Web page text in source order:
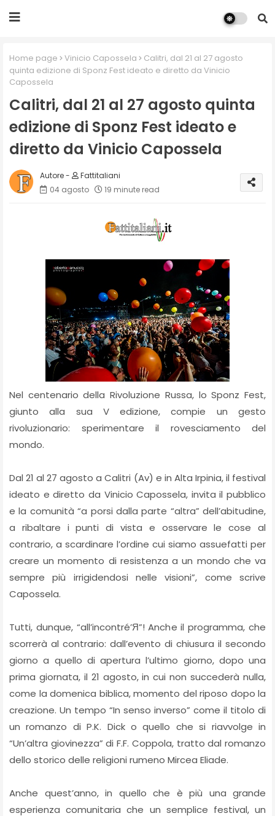
Home page Vinicio Capossela
Calitri, dal 21 al 27 agosto
quinta edizione di Sponz Fest ideato e diretto da Vinicio
Capossela
Calitri, dal 21 al 27 agosto quinta
edizione di Sponz Fest ideato e
diretto da Vinicio Capossela
Fattitaliani
04 agosto
19 minute read
Nel centenario della Rivoluzione Russa, lo Sponz Fest,
giunto alla sua V edizione, compie un gesto
rivoluzionario: sperimentare il rovesciamento del
mondo.
Dal 21 al 27 agosto a Calitri (Av) e in Alta Irpinia, il festival
ideato e diretto da Vinicio Capossela, invita il pubblico
e la comunità “a porsi dalla parte “altra” dell’abitudine,
a ribaltare i punti di vista e osservare le cose al
contrario, a scardinare l’ordine cui siamo assuefatti per
creare un momento di resistenza a un mondo che va
sempre più irrigidendosi nelle visioni”, come scrive
Capossela.
Tutti, dunque, “all’incontré’Я”! Anche il programma, che
scorrerà al contrario: dall’evento di chiusura il secondo
giorno a quello di apertura l’ultimo giorno, dopo una
prima giornata, il 21 agosto, in cui non succederà nulla,
come la domenica biblica, momento del riposo dopo la
creazione. Un tempo “In senso inverso” come il titolo di
un romanzo di P.K. Dick o quello che si riavvolge in
“Un’altra giovinezza” di F.F. Coppola, tratto dal romanzo
dello storico delle religioni rumeno Mircea Eliade.
Anche quest’anno, in quello che è più una grande
esperienza comunitaria che un semplice festival, un